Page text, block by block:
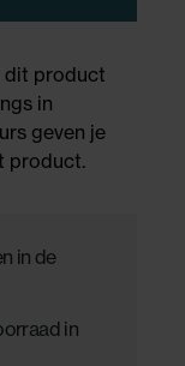
dit product
in
geven je
product.
in de
in